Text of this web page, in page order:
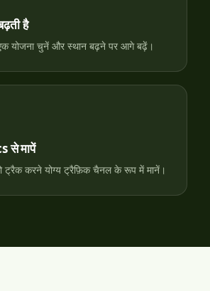
है
योजना चुनें और स्थान बढ़ने पर आगे बढ़ें।
से मापें
ट्रैक करने योग्य ट्रैफ़िक चैनल के रूप में मानें।